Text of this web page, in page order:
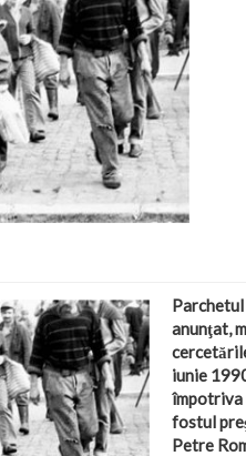
anunţat,
iunie
împotriva
fostul
Petre